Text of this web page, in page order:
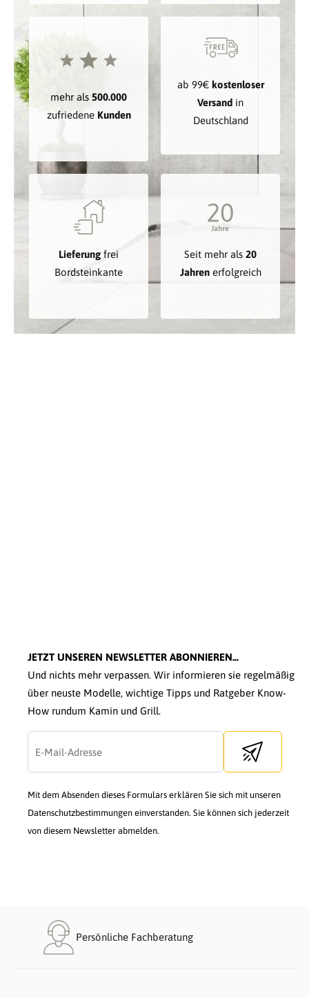
mehr als 500.000
zufriedene Kunden
ab 99€ kostenloser
Versand in
Deutschland
Lieferung frei
Bordsteinkante
Seit mehr als 20
Jahrenerfolgreich
JETZT UNSEREN NEWSLETTER ABONNIEREN...
Und nichts mehr verpassen. Wir informieren sie regelmäßig
über neuste Modelle, wichtige Tipps und Ratgeber Know-
How rundum Kamin und Grill.
Send
Mit dem Absenden dieses Formulars erklären Sie sich mit unseren
Datenschutzbestimmungen einverstanden. Sie können sich jederzeit
von diesem Newsletter abmelden.
Persönliche Fachberatung